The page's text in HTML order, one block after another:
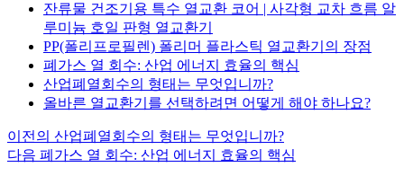
잔류물 건조기용 특수 열교환 코어 | 사각형 교차 흐름 알
루미늄 호일 판형 열교환기
PP(폴리프로필렌) 폴리머 플라스틱 열교환기의 장점
폐가스 열 회수: 산업 에너지 효율의 핵심
산업폐열회수의 형태는 무엇입니까?
올바른 열교환기를 선택하려면 어떻게 해야 하나요?
글
내
이전의 산업폐열회수의 형태는 무엇입니까?
다음 폐가스 열 회수: 산업 에너지 효율의 핵심